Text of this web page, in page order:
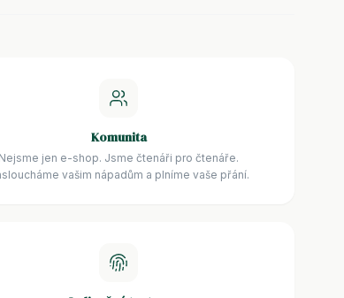
Komunita
Nejsme jen e-shop. Jsme čtenáři pro čtenáře.
vašim nápadům a plníme vaše přání.